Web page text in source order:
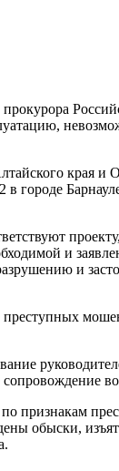
городе
и
и
признакам
обыски,